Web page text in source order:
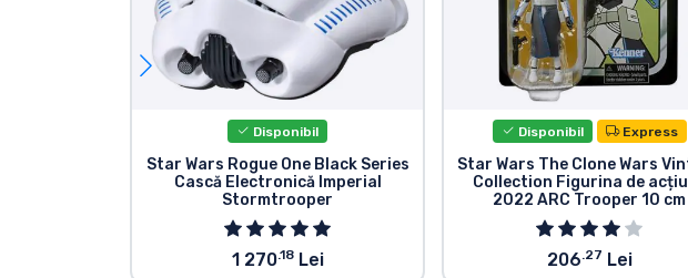
Disponibil
Star Wars Rogue One Black Series
Cască Electronică Imperial
Stormtrooper
1 270.18Lei
Disponibil Express
Star Wars The Clone Wars
Collection Figurina de
2022 ARC Trooper 10 cm
206.27 Lei